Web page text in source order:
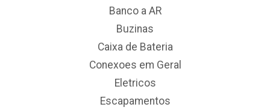
Banco a AR
Buzinas
Caixa de Bateria
Conexoes em Geral
Eletricos
Escapamentos